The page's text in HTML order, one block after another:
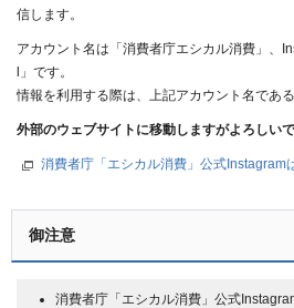
信します。
アカウント名は「消費者庁エシカル消費」、
l」です。
情報を利用する際は、上記アカウント名であ
外部のウェブサイトに移動しますがよろしい
消費者庁「エシカル消費」公式Instagram
御注意
消費者庁「エシカル消費」公式